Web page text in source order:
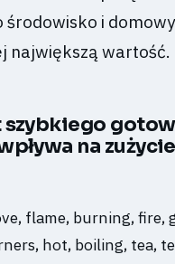
środowisko i domowy
największą wartość.
szybkiego
na zużycie